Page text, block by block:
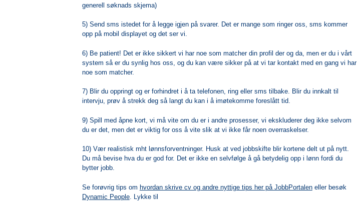
generell søknads skjema)
5) Send sms istedet for å legge igjen på svarer. Det er mange som ringer oss, sms kommer
opp på mobil displayet og det ser vi.
6) Be patient! Det er ikke sikkert vi har noe som matcher din profil der og da, men er du i vårt
system så er du synlig hos oss, og du kan være sikker på at vi tar kontakt med en gang vi har
noe som matcher.
7) Blir du oppringt og er forhindret i å ta telefonen, ring eller sms tilbake. B lir du innkalt til
intervju, prøv å strekk deg så langt du kan i å imøtekomme foreslått tid.
9) Spill med åpne kort, vi må vite om du er i andre prosesser, vi ekskluderer deg ikke selvom
du er det, men det er viktig for oss å vite slik at vi ikke får noen overraskelser.
10) Vær realistisk mht lønnsforventninger. Husk at ved jobbskifte blir kortene delt ut på nytt.
Du må bevise hva du er god for. Det er ikke en selvfølge å gå betydelig opp i lønn fordi du
bytter jobb.
Se forøvrig tips om hvordan skrive cv og andre nyttige tips her på JobbPortaleneller besøk
Dynamic People. Lykke til